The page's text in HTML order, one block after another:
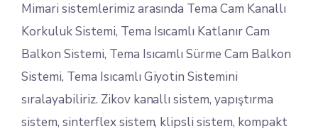
Mimari sistemlerimiz arasında Tema Cam Kanallı
Korkuluk Sistemi, Tema Isıcamlı Katlanır Cam
Balkon Sistemi, Tema Isıcamlı Sürme Cam Balkon
Sistemi, Tema Isıcamlı Giyotin Sistemini
sıralayabiliriz. Zikov kanallı sistem, yapıştırma
sistem, sinterflex sistem, klipsli sistem, kompakt